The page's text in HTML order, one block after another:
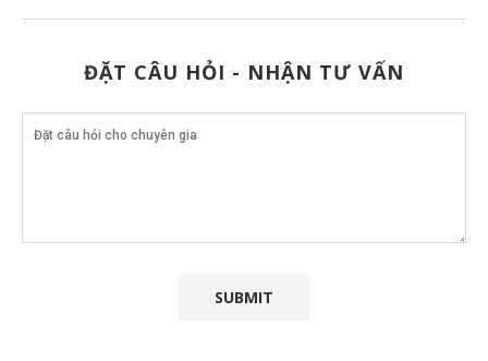
ĐẶT CÂU HỎI - NHẬN TƯ VẤN